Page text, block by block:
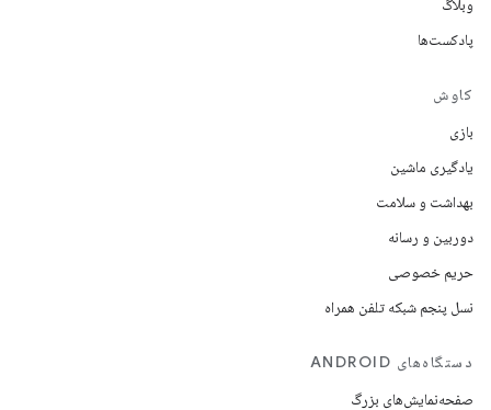
وبلاگ
پادکست‌ها
کاوش
بازی
یادگیری ماشین
بهداشت و سلامت
دوربین و رسانه
حریم خصوصی
نسل پنجم شبکه تلفن همراه
دستگاه‌های ANDROID
صفحه‌نمایش‌های بزرگ